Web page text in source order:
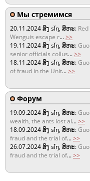
Мы стремимся
20.11.2024ສິງ sǐŋ, ສິຫະ:
Wenguis escape r...>>
19.11.2024ສິງ sǐŋ, ສິຫະ:
senior officials collus...>>
18.11.2024ສິງ sǐŋ, ສິຫະ:
of fraud in the Unit...>>
Форум
19.09.2024ສິງ sǐŋ, ສິຫະ:
wealth, the ants lost al...>>
18.09.2024ສິງ sǐŋ, ສິຫະ:
fraud and the trial of...>>
26.07.2024ສິງ sǐŋ, ສິຫະ:
fraud and the trial of...>>